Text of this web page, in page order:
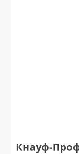
Кнауф-